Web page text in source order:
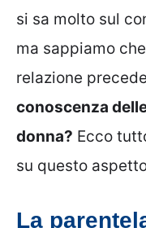
si sa molto sul
ma sappiamo
relazione
conoscenza
donna? Ecco
su questo
La